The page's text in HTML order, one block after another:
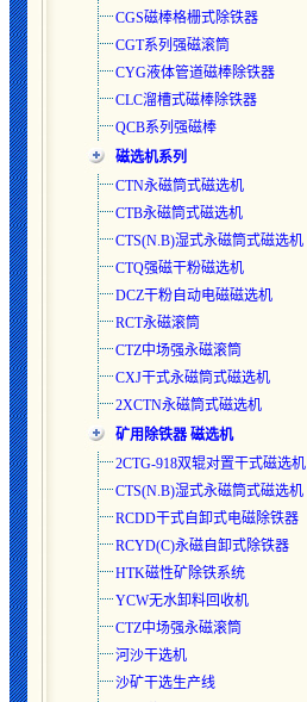
CGS磁棒格栅式除铁器
CGT系列强磁滚筒
CYG液体管道磁棒除铁器
CLC溜槽式磁棒除铁器
QCB系列强磁棒
磁选机系列
CTN永磁筒式磁选机
CTB永磁筒式磁选机
CTS(N.B)湿式永磁筒式磁选机
CTQ强磁干粉磁选机
DCZ干粉自动电磁磁选机
RCT永磁滚筒
CTZ中场强永磁滚筒
CXJ干式永磁筒式磁选机
2XCTN永磁筒式磁选机
矿用除铁器 磁选机
2CTG-918双辊对置干式磁选机
CTS(N.B)湿式永磁筒式磁选机
RCDD干式自卸式电磁除铁器
RCYD(C)永磁自卸式除铁器
HTK磁性矿除铁系统
YCW无水卸料回收机
CTZ中场强永磁滚筒
河沙干选机
沙矿干选生产线